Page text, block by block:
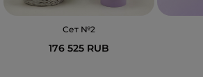
Сет №2
176 525 RUB